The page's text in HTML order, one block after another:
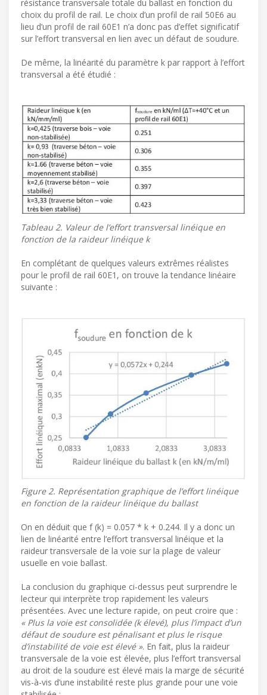
résistance transversale totale du ballast en fonction du
choix du profil de rail. Le choix d’un profil de rail 50E6 au
lieu d’un profil de rail 60E1 n’a donc pas d’effet significatif
sur l’effort transversal en lien avec un défaut de soudure.
De même, la linéarité du paramètre k par rapport à l’effort
transversal a été étudié :
Tableau 2. Valeur de l’effort transversal linéique en
fonction de la raideur linéique k
En complétant de quelques valeurs extrêmes réalistes
pour le profil de rail 60E1, on trouve la tendance linéaire
suivante :
Figure 2. Représentation graphique de l’effort linéique
en fonction de la raideur linéique du ballast
On en déduit que f (k) = 0.057 * k + 0.244. Il y a donc un
lien de linéarité entre l’effort transversal linéique et la
raideur transversale de la voie sur la plage de valeur
usuelle en voie ballast.
La conclusion du graphique ci-dessus peut surprendre le
lecteur qui interprète trop rapidement les valeurs
présentées. Avec une lecture rapide, on peut croire que :
« Plus la voie est consolidée (k élevé), plus l’impact d’un
défaut de soudure est pénalisant et plus le risque
d’instabilité de voie est élevé ». En fait, plus la raideur
transversale de la voie est élevée, plus l’effort transversal
au droit de la soudure est élevé mais la marge de sécurité
vis-à-vis d’une instabilité reste plus grande pour une voie